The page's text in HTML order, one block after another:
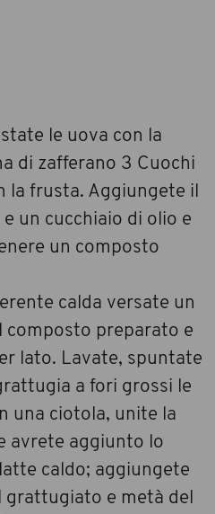
le uova con la
di zafferano 3 Cuochi
la frusta. Aggiungete il
un cucchiaio di olio e
un composto
calda versate un
composto preparato e
lato. Lavate, spuntate
a fori grossi le
una ciotola, unite la
avrete aggiunto lo
caldo; aggiungete
grattugiato e metà del